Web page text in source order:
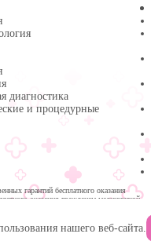
нашего веб-сайта.
диагностика
и процедурные
гарантий бесплатного оказания
оказания гражданам медицинской